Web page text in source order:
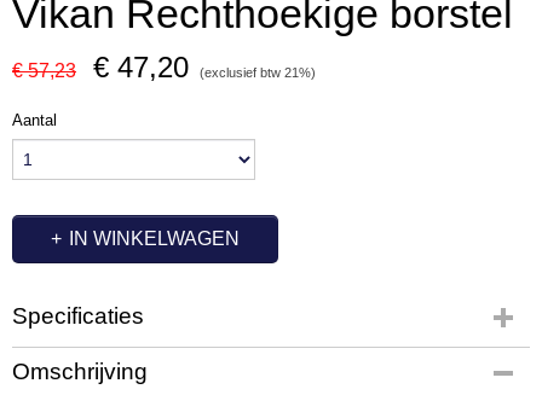
Vikan Rechthoekige borstel
€ 57,23 € 47,20 (exclusief btw 21%)
Aantal
IN WINKELWAGEN
Specificaties
Productcode
OC7320
Omschrijving